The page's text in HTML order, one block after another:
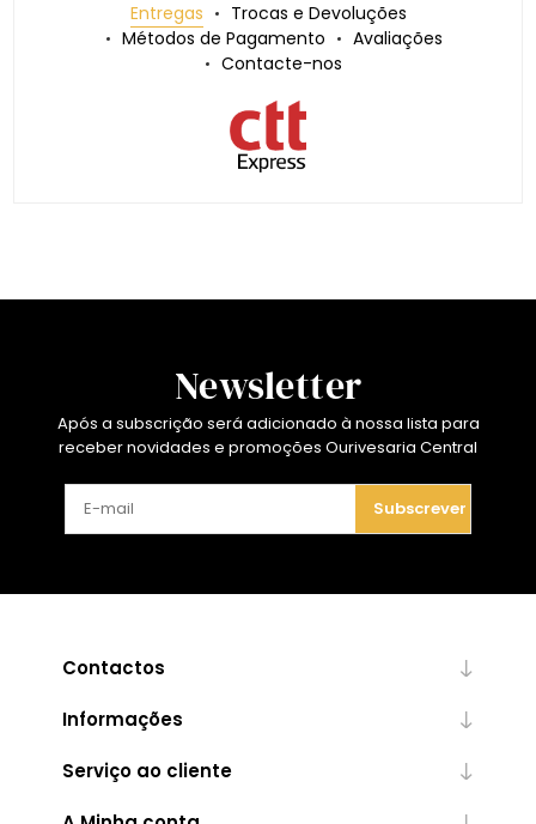
Entregas
Trocas e Devoluções
Métodos de Pagamento
Avaliações
Contacte-nos
Newsletter
Após a subscrição será adicionado à nossa lista para
receber novidades e promoções Ourivesaria Central
Subscrever
Contactos
Informações
Serviço ao cliente